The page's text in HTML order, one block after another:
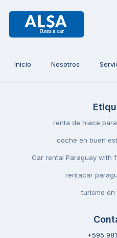
Inicio Nosotros
renta de hiace
coche en buen
Car rental Paraguay with
rentacar
turismo en
+595